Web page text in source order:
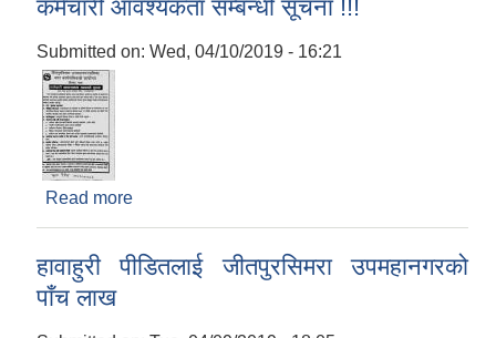
कर्मचारी आवश्यकता सम्बन्धी सूचना !!!
Submitted on: Wed, 04/10/2019 - 16:21
Read more
हावाहुरी पीडितलाई जीतपुरसिमरा उपमहानगरको
पाँच लाख